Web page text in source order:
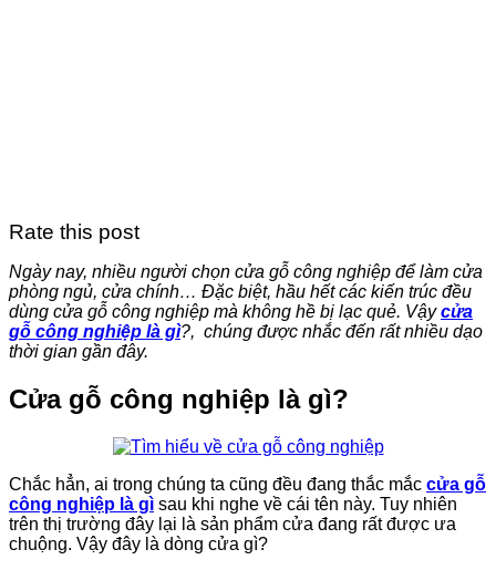
Rate this post
Ngày nay, nhiều người chọn cửa gỗ công nghiệp để làm cửa
phòng ngủ, cửa chính… Đặc biệt, hầu hết các kiến trúc đều
dùng cửa gỗ công nghiệp mà không hề bị lạc quẻ. Vậycửa
gỗ công nghiệp là gì?, chúng được nhắc đến rất nhiều dạo
thời gian gần đây.
Cửa gỗ công nghiệp là gì?
Chắc hẳn, ai trong chúng ta cũng đều đang thắc mắc cửa gỗ
công nghiệp là gì sau khi nghe về cái tên này. Tuy nhiên
trên thị trường đây lại là sản phẩm cửa đang rất được ưa
chuộng. Vậy đây là dòng cửa gì?